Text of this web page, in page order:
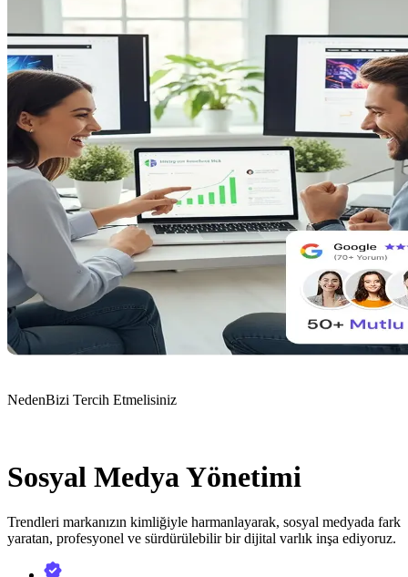
NedenBizi Tercih Etmelisiniz
Sosyal Medya Yönetimi
Trendleri markanızın kimliğiyle harmanlayarak, sosyal medyada fark
yaratan, profesyonel ve sürdürülebilir bir dijital varlık inşa ediyoruz.